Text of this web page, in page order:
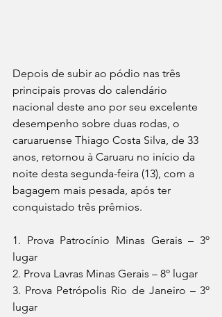
Depois de subir ao pódio nas três
principais provas do calendário
nacional deste ano por seu excelente
desempenho sobre duas rodas, o
caruaruense Thiago Costa Silva, de 33
anos, retornou à Caruaru no início da
noite desta segunda-feira (13), com a
bagagem mais pesada, após ter
conquistado três prêmios.
1. Prova Patrocínio Minas Gerais – 3º
lugar
2. Prova Lavras Minas Gerais – 8º lugar
3. Prova Petrópolis Rio de Janeiro – 3º
lugar